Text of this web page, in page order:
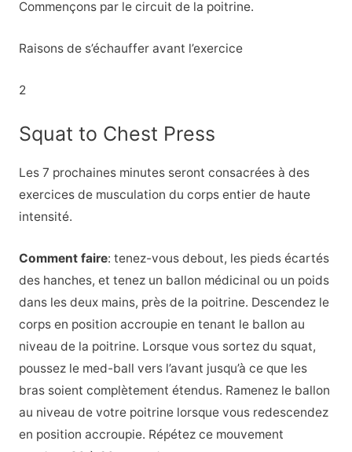
Commençons par le circuit de la poitrine.
Raisons de s’échauffer avant l’exercice
2
Squat to Chest Press
Les 7 prochaines minutes seront consacrées à des
exercices de musculation du corps entier de haute
intensité.
Comment faire: tenez-vous debout, les pieds écartés
des hanches, et tenez un ballon médicinal ou un poids
dans les deux mains, près de la poitrine. Descendez le
corps en position accroupie en tenant le ballon au
niveau de la poitrine. Lorsque vous sortez du squat,
poussez le med-ball vers l’avant jusqu’à ce que les
bras soient complètement étendus. Ramenez le ballon
au niveau de votre poitrine lorsque vous redescendez
en position accroupie. Répétez ce mouvement